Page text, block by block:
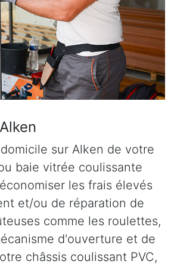
sur Alken de votre
baie vitrée coulissante
les frais élevés
et/ou de réparation de
comme les roulettes,
d'ouverture et de
châssis coulissant PVC,